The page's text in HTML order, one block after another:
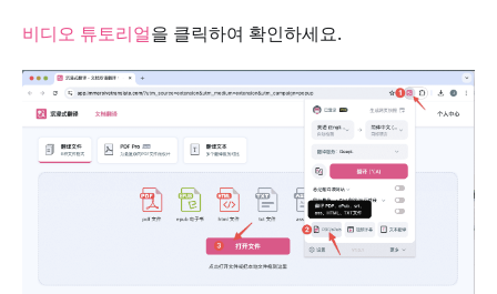
비디오 튜토리얼을 클릭하여 확인하세요.